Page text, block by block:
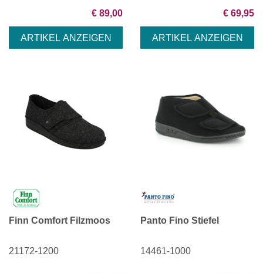
€ 89,00 € 69,95
Finn Comfort Filzmoos
21172-1200
Panto Fino Stiefel
14461-1000